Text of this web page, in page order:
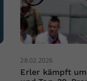
28.02.2026
Erler kämpft